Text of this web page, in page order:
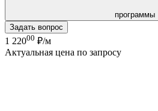
программы
Задать вопрос
1 22000 ₽/м
Актуальная цена по запросу